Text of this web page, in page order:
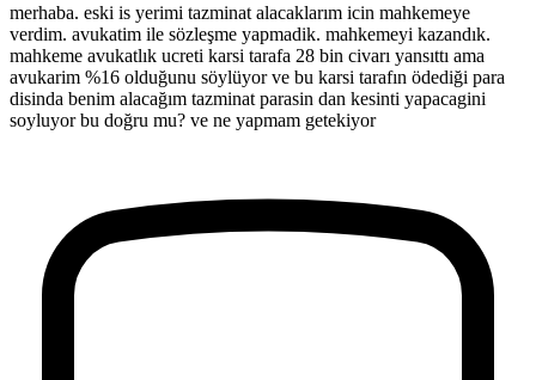
merhaba. eski is yerimi tazminat alacaklarım icin mahkemeye
verdim. avukatim ile sözleşme yapmadik. mahkemeyi kazandık.
mahkeme avukatlık ucreti karsi tarafa 28 bin civarı yansıttı ama
avukarim %16 olduğunu söylüyor ve bu karsi tarafın ödediği para
disinda benim alacağım tazminat parasin dan kesinti yapacagini
soyluyor bu doğru mu? ve ne yapmam getekiyor